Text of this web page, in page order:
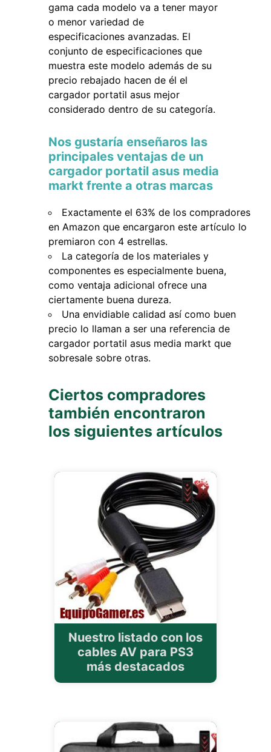
gama cada modelo va a tener mayor
o menor variedad de
especificaciones avanzadas. El
conjunto de especificaciones que
muestra este modelo además de su
precio rebajado hacen de él el
cargador portatil asus mejor
considerado dentro de su categoría.
Nos gustaría enseñaros las
principales ventajas de un
cargador portatil asus media
markt frente a otras marcas
Exactamente el 63% de los compradores
en Amazon que encargaron este artículo lo
premiaron con 4 estrellas.
La categoría de los materiales y
componentes es especialmente buena,
como ventaja adicional ofrece una
ciertamente buena dureza.
Una envidiable calidad así como buen
precio lo llaman a ser una referencia de
cargador portatil asus media markt que
sobresale sobre otras.
Ciertos compradores
también encontraron
los siguientes artículos
Nuestro listado con los
cables AV para PS3
más destacados